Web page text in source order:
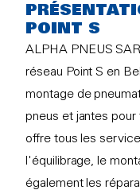
POINT S
ALPHA PNEUS
réseau Point S en
montage de
pneus et jantes
offre tous les
l'équilibrage, le
également les